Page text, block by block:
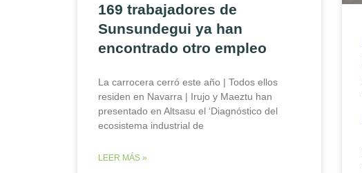
169 trabajadores de
Sunsundegui ya han
encontrado otro empleo
La carrocera cerró este año | Todos ellos
residen en Navarra | Irujo y Maeztu han
presentado en Altsasu el ‘Diagnóstico del
ecosistema industrial de
LEER MÁS »